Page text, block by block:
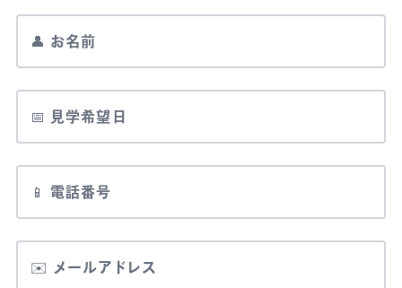
👤 お名前
📅 見学希望日
📱 電話番号
✉️ メールアドレス